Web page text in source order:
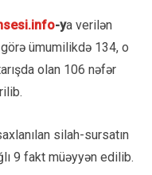
-ya verilən
ümumilikdə 134, o
olan 106 nəfər
silah-sursatın
9 fakt müəyyən edilib.